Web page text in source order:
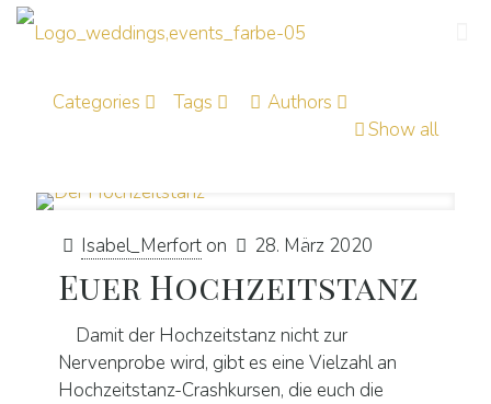
Categories Tags
Authors
Show all
Isabel_Merfort on 28. März 2020
Euer Hochzeitstanz
Damit der Hochzeitstanz nicht zur
Nervenprobe wird, gibt es eine Vielzahl an
Hochzeitstanz-Crashkursen, die euch die